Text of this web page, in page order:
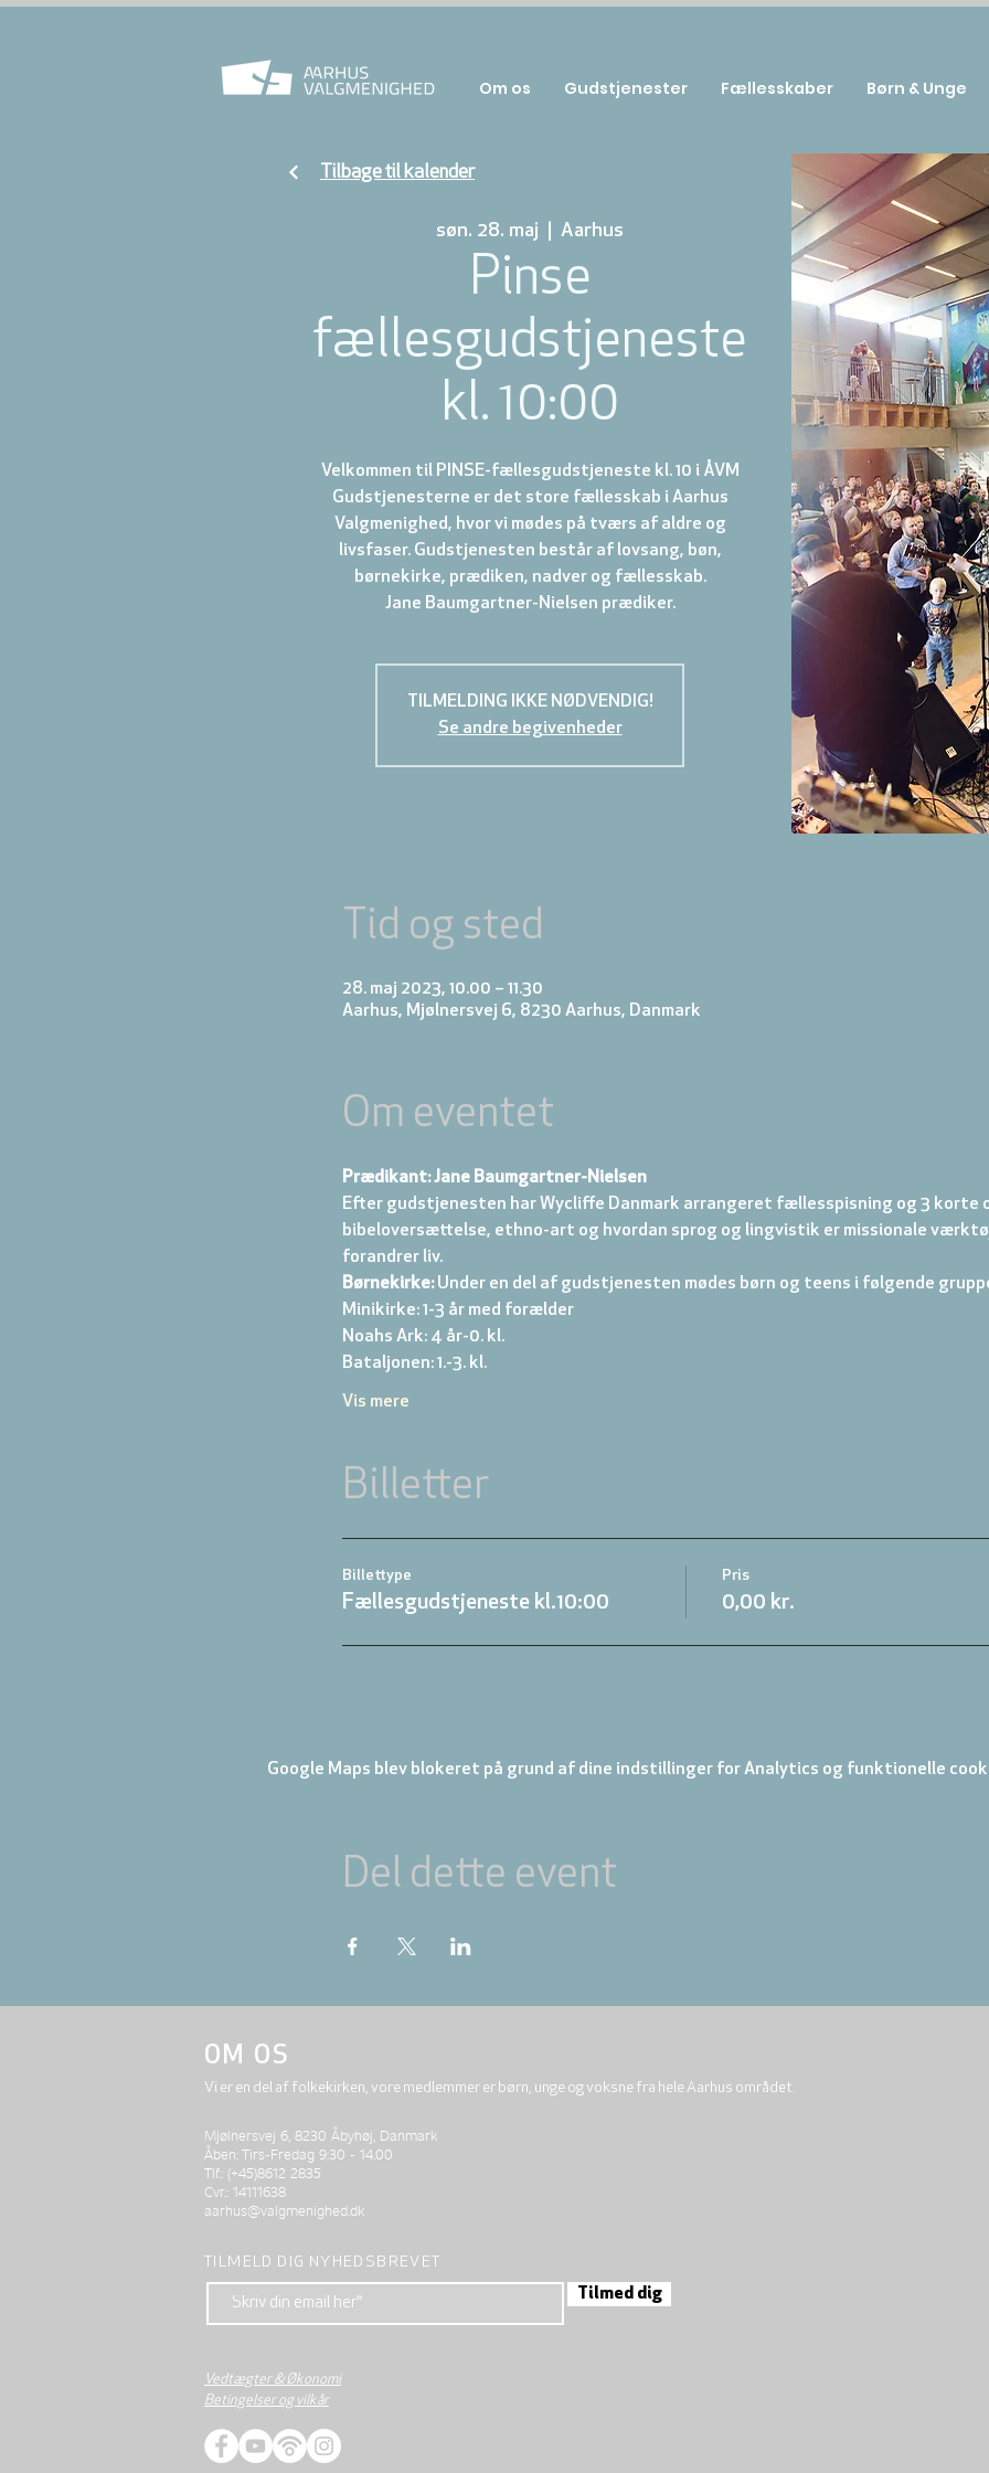
søn. 28. maj Aarhus
Pinse
fællesgudstjeneste
kl. 10:00
Velkommen til PINSE-fællesgudstjeneste kl. 10 i ÅVM
Gudstjenesterne er det store fællesskab i Aarhus
Valgmenighed, hvor vi mødes på tværs af aldre og
livsfaser. Gudstjenesten består af lovsang, bøn,
børnekirke, prædiken, nadver og fællesskab.
Jane Baumgartner-Nielsen prædiker.
TILMELDING IKKE NØDVENDIG!
Se andre begivenheder
Tid og sted
28. maj 2023, 10.00 – 11.30
Aarhus, Mjølnersvej 6, 8230 Aarhus, Danmark
Om eventet
Prædikant: Jane Baumgartner-Nielsen
Efter gudstjenesten har Wycliffe Danmark arrangeret fællesspisning og 3 korte
bibeloversættelse, ethno-art og hvordan sprog og lingvistik er missionale
forandrer liv.
Børnekirke: Under en del af gudstjenesten mødes børn og teens i følgende
Minikirke: 1-3 år med forælder
Noahs Ark: 4 år-0. kl.
Bataljonen: 1.-3. kl.
Vis mere
Billetter
Billettype
Fællesgudstjeneste kl.10:00
Pris
0,00 kr.
Google Maps blev blokeret på grund af dine indstillinger for Analytics og funktionelle
Del dette event
Tilbage til kalender
Om os Gudstjenester Fællesskaber Børn & Unge
OM OS
Vi er en del af folkekirken, vore medlemmer er børn, unge og voksne fra hele Aarhus området.
Mjølnersvej 6, 8230 Åbyhøj, Danmark
Åben: Tirs-Fredag 9:30 - 14.00
Tlf.: (+45)8612 2835
Cvr.: 14111638
aarhus@valgmenighed.dk
TILMELD DIG NYHEDSBREVET
Tilmed dig
Vedtægter & Økonomi
Betingelser og vilkår